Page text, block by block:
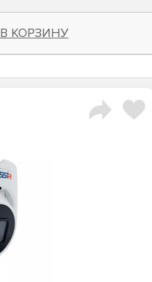
В КОРЗИНУ